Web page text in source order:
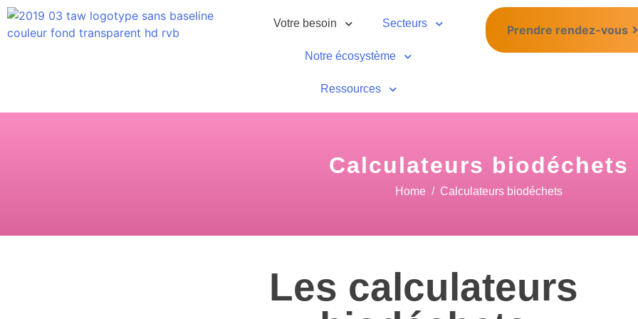
Votre besoin Secteurs
Notre écosystème
Ressources
Prendre rendez-vous
Calculateurs biodéchets
Home Calculateurs biodéchets
Les calculateurs